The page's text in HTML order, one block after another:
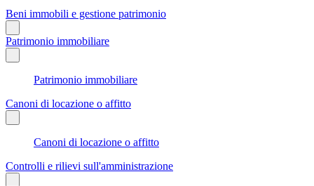
Beni immobili e gestione patrimonio
Patrimonio immobiliare
Patrimonio immobiliare
Canoni di locazione o affitto
Canoni di locazione o affitto
Controlli e rilievi sull'amministrazione